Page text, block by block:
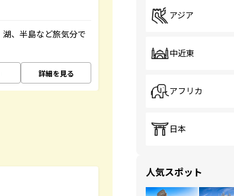
、半島など旅気分で
詳細を見る
アジア
中近東
アフリカ
日本
人気スポット